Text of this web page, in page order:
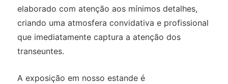
elaborado com atenção aos mínimos detalhes,
criando uma atmosfera convidativa e profissional
que imediatamente captura a atenção dos
transeuntes.
A exposição em nosso estande é